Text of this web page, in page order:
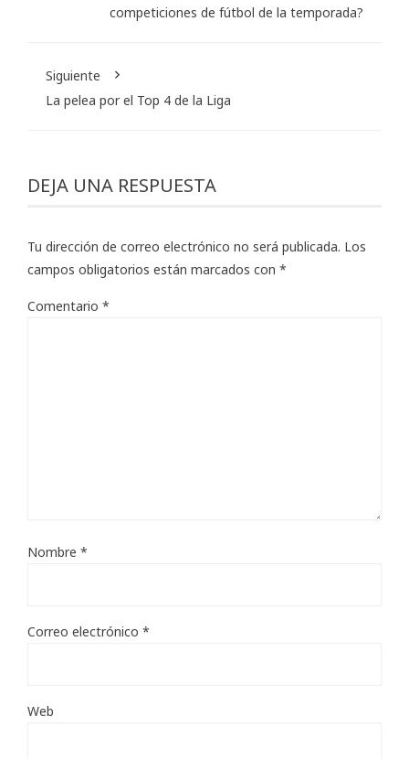
competiciones de fútbol de la temporada?
Siguiente
La pelea por el Top 4 de la Liga
DEJA UNA RESPUESTA
Tu dirección de correo electrónico no será publicada. Los
campos obligatorios están marcados con *
Comentario *
Nombre *
Correo electrónico *
Web